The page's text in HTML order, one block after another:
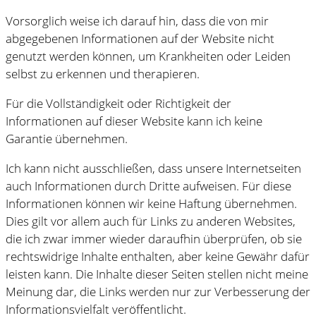
Vorsorglich weise ich darauf hin, dass die von mir
abgegebenen Informationen auf der Website nicht
genutzt werden können, um Krankheiten oder Leiden
selbst zu erkennen und therapieren.
Für die Vollständigkeit oder Richtigkeit der
Informationen auf dieser Website kann ich keine
Garantie übernehmen.
Ich kann nicht ausschließen, dass unsere Internetseiten
auch Informationen durch Dritte aufweisen. Für diese
Informationen können wir keine Haftung übernehmen.
Dies gilt vor allem auch für Links zu anderen Websites,
die ich zwar immer wieder daraufhin überprüfen, ob sie
rechtswidrige Inhalte enthalten, aber keine Gewähr dafür
leisten kann. Die Inhalte dieser Seiten stellen nicht meine
Meinung dar, die Links werden nur zur Verbesserung der
Informationsvielfalt veröffentlicht.